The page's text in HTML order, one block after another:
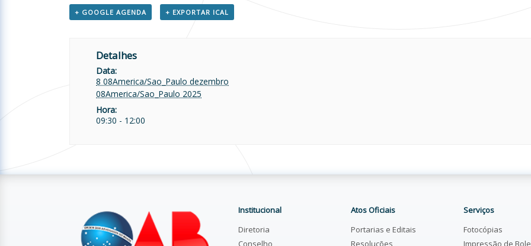
+ GOOGLE AGENDA + EXPORTAR ICAL
Detalhes
Data:
8 08America/Sao_Paulo dezembro
08America/Sao_Paulo 2025
Hora:
09:30 - 12:00
Institucional
Diretoria
Conselho
Atos Oficiais
Portarias e Editais
Resoluções
Serviços
Fotocópias
Impressão de